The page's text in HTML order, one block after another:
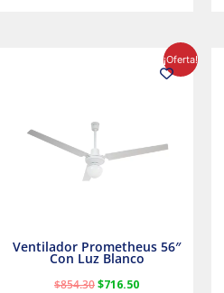
¡Oferta!
Ventilador Prometheus 56″
Con Luz Blanco
$854.30$716.50
precio
actual